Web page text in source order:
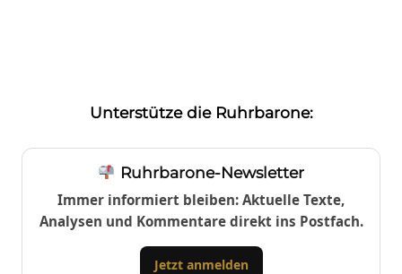
Unterstütze die Ruhrbarone:
Ruhrbarone-Newsletter
Immer informiert bleiben: Aktuelle Texte,
Analysen und Kommentare direkt ins Postfach.
Jetzt anmelden